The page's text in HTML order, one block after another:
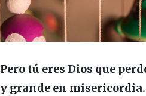
Pero tú eres Dios que
y grande en misericordia.